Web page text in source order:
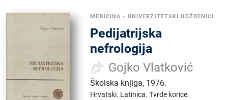
MEDICINA • UNIVERZITETSKI UDŽBENICI
Pedijatrijska
nefrologija
Gojko Vlatković
Školska knjiga, 1976.
Hrvatski. Latinica.Tvrde korice.